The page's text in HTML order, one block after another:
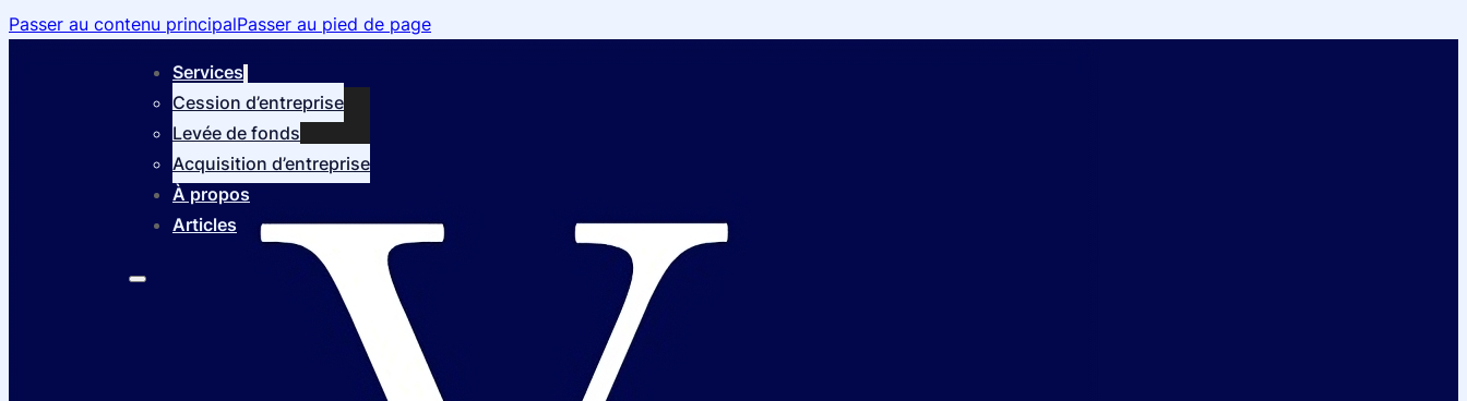
Passer au contenu principalPasser au pied de page
Services
Cession d’entreprise
Levée de fonds
Acquisition d’entreprise
À propos
Articles